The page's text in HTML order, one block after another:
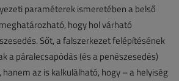
paraméterek ismeretében a belső
hogy hol várható
Sőt, a falszerkezet felépítésének
a páralecsapódás (és a penészesedés)
az is kalkulálható, hogy – a helyiség